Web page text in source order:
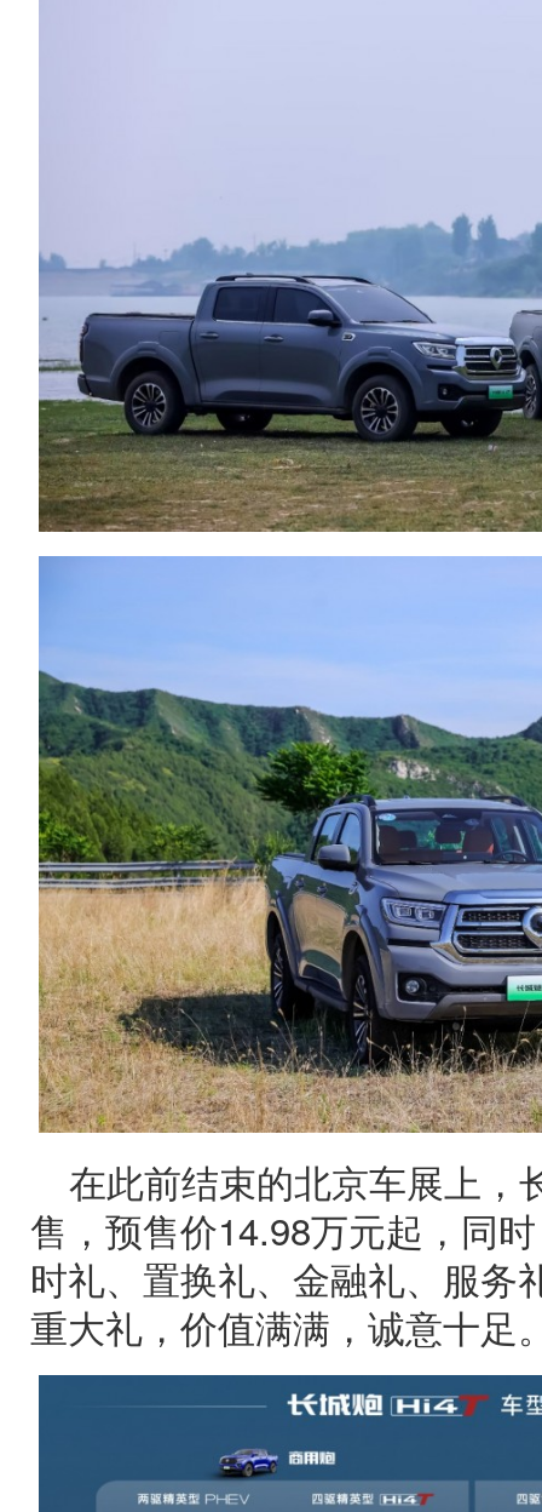
在此前结束的北京车展上，
售，预售价14.98万元起，同
时礼、置换礼、金融礼、服务
重大礼，价值满满，诚意十足